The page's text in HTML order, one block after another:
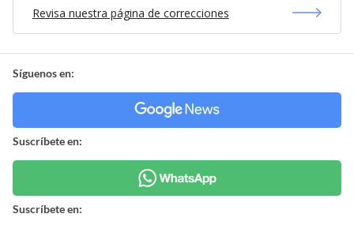
Revisa nuestra página de correcciones
Síguenos en:
Suscríbete en:
Suscríbete en: